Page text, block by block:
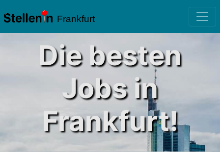
Frankfurt
Die besten
Jobs in
Frankfurt!